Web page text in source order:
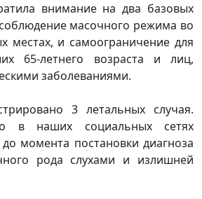
внимание на два базовых
масочного режима во
местах, и самоограничение для
65-летнего возраста и лиц,
заболеваниями.
3 летальных случая.
в наших социальных сетях
момента постановки диагноза
рода слухами и излишней